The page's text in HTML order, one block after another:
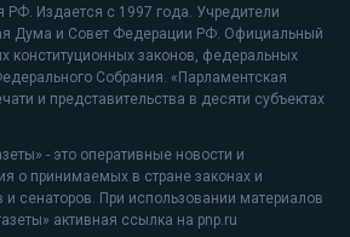
РФ. Издается с 1997 года. Учредители
Дума и Совет Федерации РФ. Официальный
конституционных законов, федеральных
Собрания. «Парламентская
и представительства в десяти субъектах
- это оперативные новости и
о принимаемых в стране законах и
и сенаторов. При использовании материалов
активная ссылка на pnp.ru